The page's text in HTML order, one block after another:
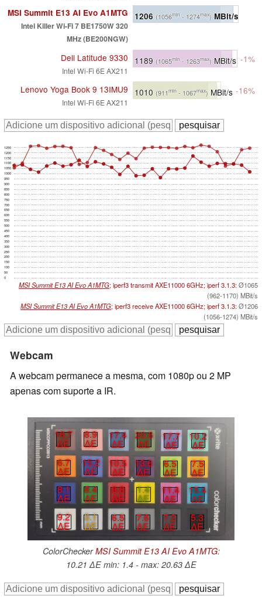
MSI Summit E13 AI Evo A1MTG
Intel Killer Wi-Fi 7 BE1750W 320
MHz (BE200NGW)
1206 (1056min - 1274max) MBit/s
Dell Latitude 9330
Intel Wi-Fi 6E AX211
1189 (1065min - 1263max) MBit/s -1%
Lenovo Yoga Book 9 13IMU9
Intel Wi-Fi 6E AX211
1010 (911min - 1067max)MBit/s -16%
0
50
100
150
200
250
300
350
400
450
500
550
600
650
700
750
800
850
900
950
1000
1050
1100
1150
1200
1250
MSI Summit E13 AI Evo A1MTG; iperf3 transmit AXE11000 6GHz; iperf 3.1.3:Ø1065
(962-1170) MBit/s
MSI Summit E13 AI Evo A1MTG; iperf3 receive AXE11000 6GHz; iperf 3.1.3:Ø1206
(1056-1274) MBit/s
Webcam
A webcam permanece a mesma, com 1080p ou 2 MP
apenas com suporte a IR.
16.7
∆E
8.9
∆E
17.4
∆E
20.6
∆E
17.7
∆E
10.2
∆E
6.7
∆E
15.2
∆E
10.5
∆E
13.6
∆E
6.5
∆E
7.5
∆E
8.1
∆E
8.4
∆E
9.8
∆E
1.4
∆E
11.4
∆E
15.4
∆E
9.2
∆E
3.1
∆E
6.5
∆E
7.6
∆E
7.2
∆E
5.3
∆E
ColorCheckerMSI Summit E13 AI Evo A1MTG:
10.21 ∆E min: 1.4 - max: 20.63 ∆E